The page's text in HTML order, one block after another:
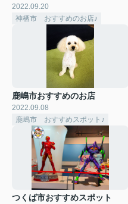
2022.09.20
神栖市 おすすめのお店♪
鹿嶋市おすすめのお店
2022.09.08
鹿嶋市 おすすめスポット♪
つくば市おすすめスポット